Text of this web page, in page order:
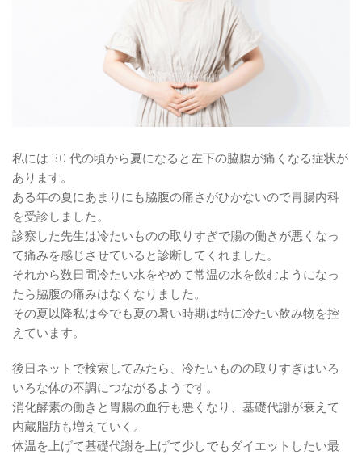
私には 30 代の頃から夏になると左下の脇腹が痛くなる症状が
あります。
ある年の夏にあまりにも脇腹の痛さがひかないので胃腸内科
を受診しました。
診察した先生は冷たいものの取りすぎで腸の働きが悪くなっ
て痛みを感じさせていると診断してくれました。
それから数日間冷たい水をやめて常温の水を飲むようになっ
たら脇腹の痛みはなくなりました。
その夏以降私は今でも夏の暑い時期は特に冷たい飲み物を控
えています。
後日ネットで検索してみたら、冷たいものの取りすぎはいろ
いろな体の不調につながるようです。
消化酵素の働きと胃腸の血行も悪くなり、基礎代謝が衰えて
内蔵脂肪も増えていく。
体温を上げて基礎代謝を上げて少しでもダイエットしたい最